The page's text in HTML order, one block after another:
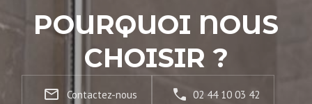
POURQUOI NOUS
CHOISIR ?
mail_outline Contactez-nous 02 44 10 03 42